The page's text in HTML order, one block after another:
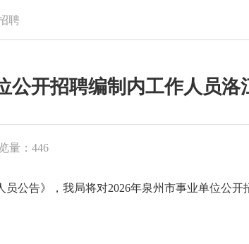
聘
公开招聘编制内工作人员
量： 446
公告》， 我局将对2026年泉州市事业单位公开